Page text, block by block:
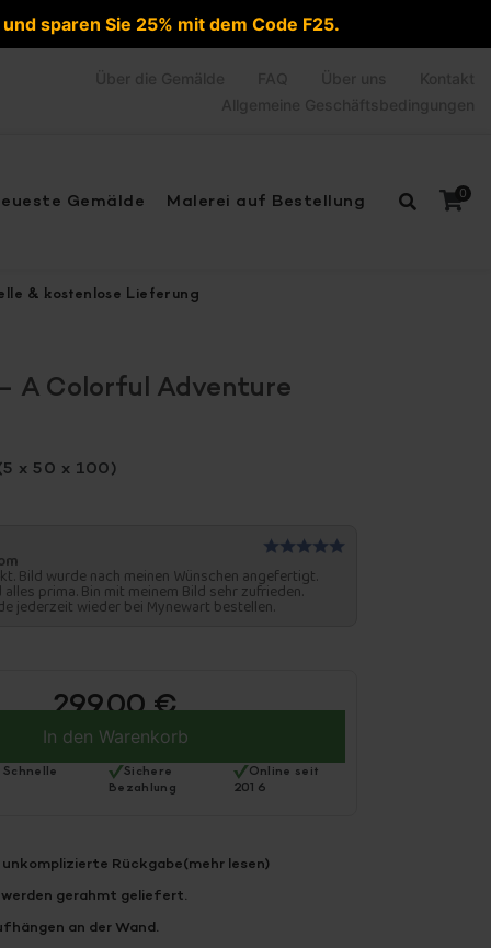
sparen Sie 25% mit dem Code F25.
Gemälde Malerei auf Bestellung 0
& kostenlose Lieferung
A Colorful Adventure
x 50 x 100)
Bild wurde nach meinen Wünschen angefertigt.
prima. Bin mit meinem Bild sehr zufrieden.
jederzeit wieder bei Mynewart bestellen.
299,00€
In den Warenkorb
Sichere
Bezahlung
Online seit
2016
Rückgabe(mehr lesen)
werden gerahmt geliefert.
an der Wand.